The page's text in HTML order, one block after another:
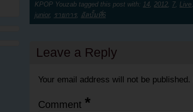
KPOP Youzab tagged this post with: 14, 2012, 7, Live,
junior, รายการ, อัลบั้มที่6
Leave a Reply
Your email address will not be published.
Comment *